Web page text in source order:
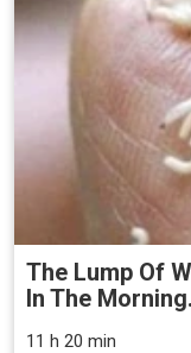
The Lump Of
In The
11 h 20 min